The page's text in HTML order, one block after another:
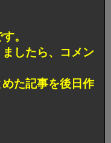
。
したら、コメン
た記事を後日作